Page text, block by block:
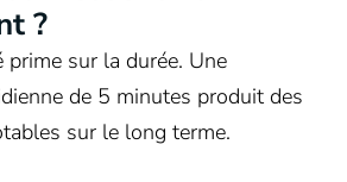
?
prime sur la durée. Une
de 5 minutes produit des
sur le long terme.